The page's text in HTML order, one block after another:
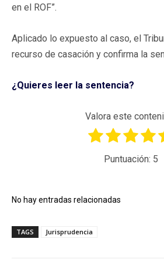
en el ROF”.
Aplicado lo expuesto al caso, el
recurso de casación y confirma la
¿Quieres leer la sentencia?
Valora este
Puntuación: 5
No hay entradas relacionadas
TAGS Jurisprudencia